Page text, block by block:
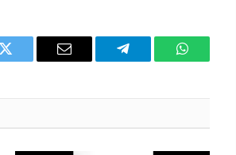
Twitter Email Telegram WhatsApp